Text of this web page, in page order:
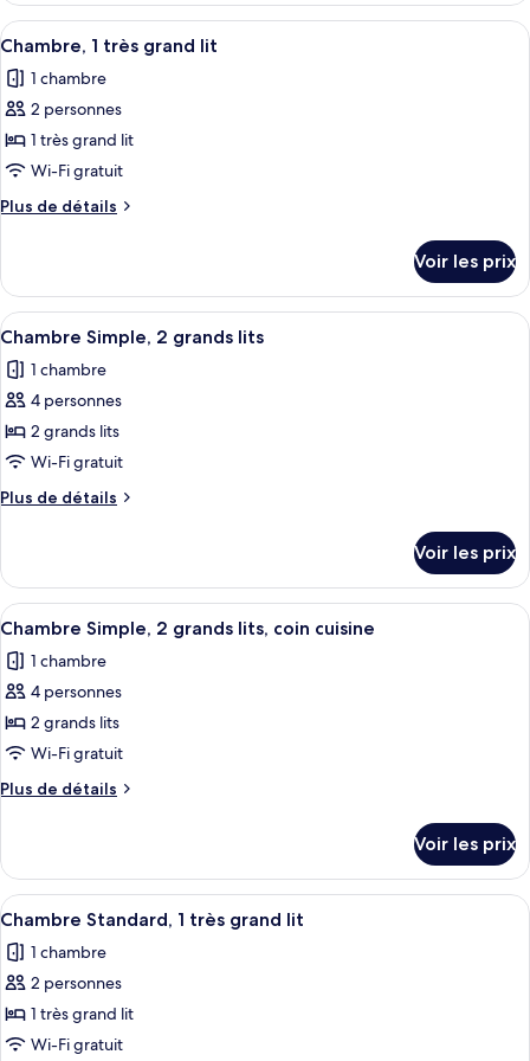
type
de
Chambre
Familiale
Afficher
toutes
les
photos
pour
ce
type
de
Chambre,
très
grand
lit
Une chambre à coucher avec un lit,
1
Chambre, 1 très grand lit
1 chambre
2 personnes
1 très grand lit
Wi-Fi gratuit
Plus de détails
Plus
le
type
de
Chambre,
grand
lit
Voir les prix
Afficher
toutes
les
photos
pour
ce
type
de
Chambre
Simple,
2
grands
lits
2
Chambre Simple, 2 grands lits
1 chambre
4 personnes
2 grands lits
Wi-Fi gratuit
Plus de détails
Plus
le
type
de
Chambre
Simple,
grands
lits
Voir les prix
Afficher
toutes
les
photos
pour
ce
type
de
Chambre
Simple,
2
grands
lits,
coin
cuisine
Une chambre d’hôtel avec deux lits,
3
Chambre Simple, 2 grands lits, coin cuisine
1 chambre
4 personnes
2 grands lits
Wi-Fi gratuit
Plus de détails
Plus
le
type
de
Chambre
Simple,
grands
lits,
Voir les prix
Afficher
toutes
les
photos
pour
ce
Une chambre d’hôtel avec un lit,
1
Chambre Standard, 1 très grand lit
1 chambre
2 personnes
1 très grand lit
Wi-Fi gratuit